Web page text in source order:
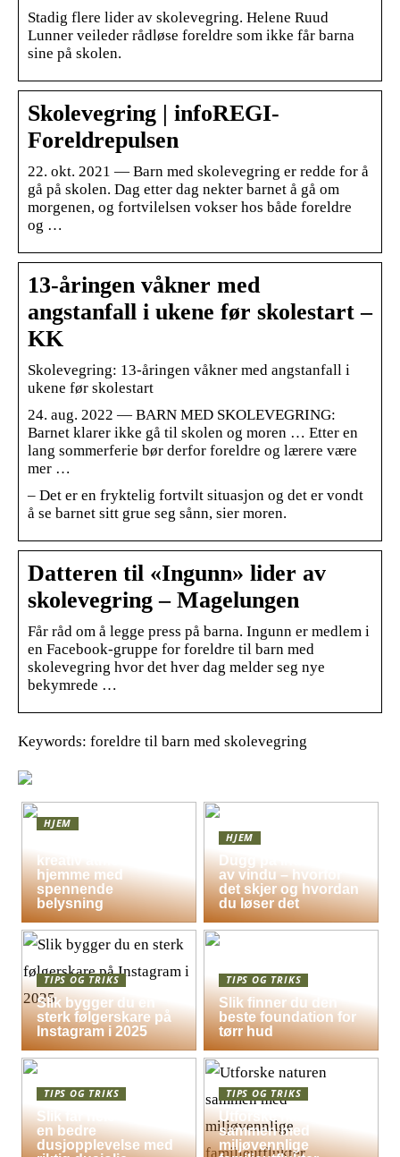
Stadig flere lider av skolevegring. Helene Ruud
Lunner veileder rådløse foreldre som ikke får barna
sine på skolen.
Skolevegring | infoREGI-
Foreldrepulsen
22. okt. 2021 — Barn med skolevegring er redde for å
gå på skolen. Dag etter dag nekter barnet å gå om
morgenen, og fortvilelsen vokser hos både foreldre
og …
13-åringen våkner med
angstanfall i ukene før skolestart –
KK
Skolevegring: 13-åringen våkner med angstanfall i
ukene før skolestart
24. aug. 2022 — BARN MED SKOLEVEGRING:
Barnet klarer ikke gå til skolen og moren … Etter en
lang sommerferie bør derfor foreldre og lærere være
mer …
– Det er en fryktelig fortvilt situasjon og det er vondt
å se barnet sitt grue seg sånn, sier moren.
Datteren til «Ingunn» lider av
skolevegring – Magelungen
Får råd om å legge press på barna. Ingunn er medlem i
en Facebook-gruppe for foreldre til barn med
skolevegring hvor det hver dag melder seg nye
bekymrede …
Keywords: foreldre til barn med skolevegring
HJEM
kreativ atmosfære
hjemme med
spennende
belysning
HJEM
Dugg på indersiden
av vindu – hvorfor
det skjer og hvordan
du løser det
TIPS OG TRIKS
Slik bygger du en
sterk følgerskare på
Instagram i 2025
TIPS OG TRIKS
Slik finner du den
beste foundation for
tørr hud
TIPS OG TRIKS
Slik får hele familien
en bedre
dusjopplevelse med
TIPS OG TRIKS
Utforske naturen
sammen med
miljøvennlige